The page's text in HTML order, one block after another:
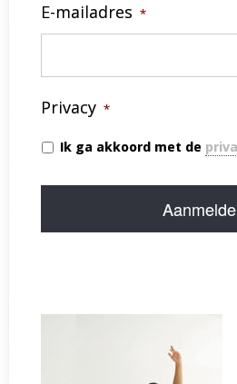
E-mailadres *
Privacy *
Ik ga akkoord met de